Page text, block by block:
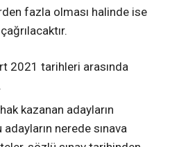
fazla olması halinde ise
2021 tarihleri arasında
kazanan adayların
nerede sınava